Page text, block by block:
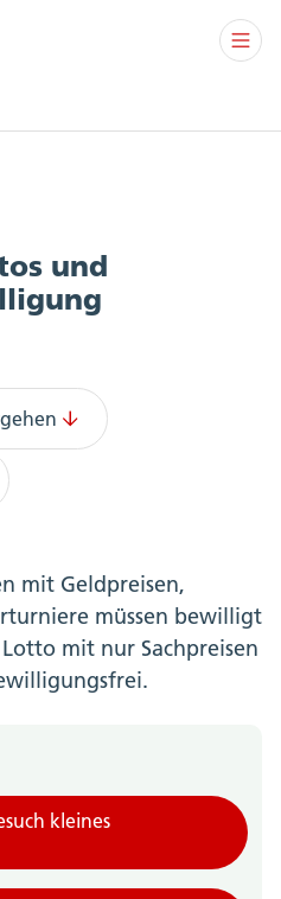
und
mit Geldpreisen,
müssen bewilligt
mit nur Sachpreisen
kleines